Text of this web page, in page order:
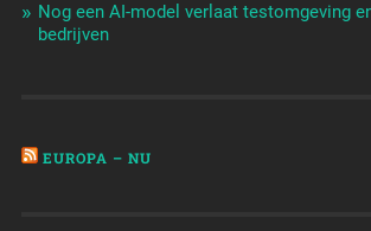
Nog een AI-model verlaat testomgeving
bedrijven
EUROPA – NU